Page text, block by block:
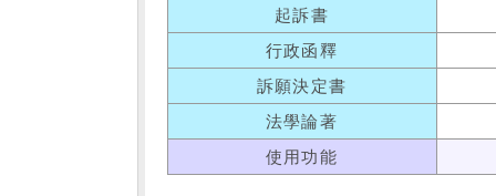
起訴書
行政函釋
訴願決定書
法學論著
使用功能